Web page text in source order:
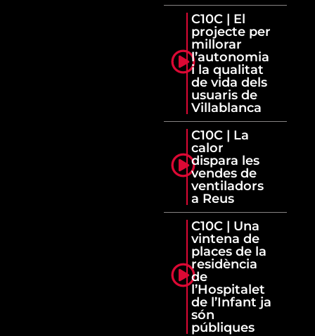
C10C | El
projecte per
millorar
l’autonomia
i la qualitat
de vida dels
usuaris de
Villablanca
C10C | La
calor
dispara les
vendes de
ventiladors
a Reus
C10C | Una
vintena de
places de la
residència
de
l’Hospitalet
de l’Infant ja
són
públiques